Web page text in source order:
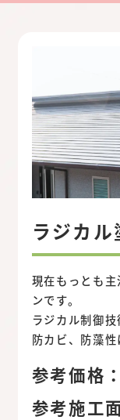
ラジカ
現在もっとも
ンです。
ラジカル制御
防カビ、防藻性
参考価格：
参考施工